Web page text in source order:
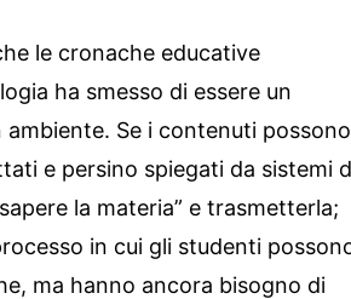
le cronache educative
ha smesso di essere un
Se i contenuti possono
e persino spiegati da sistemi
la materia” e trasmetterla;
in cui gli studenti
ma hanno ancora bisogno di